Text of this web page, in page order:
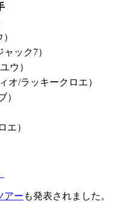
ック7）
ウ）
オ/ラッキークロエ）
）
エ）
アー も発表されました。